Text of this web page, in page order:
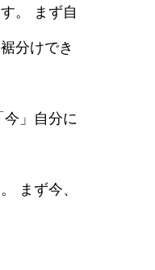
。 まず自
分けでき
今」自分に
まず今、